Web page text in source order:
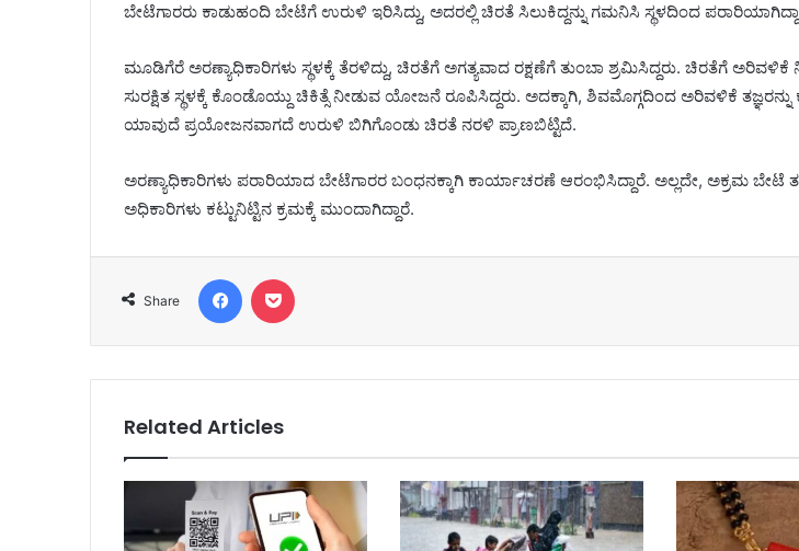
ಬೇಟೆಗಾರರು ಕಾಡುಹಂದಿ ಬೇಟೆಗೆ ಉರುಳಿ ಇರಿಸಿದ್ದು, ಅದರಲ್ಲಿ ಚಿರತೆ ಸಿಲುಕಿದ್ದನ್ನು ಗಮನಿಸಿ ಸ್ಥಳದಿಂದ
ಮೂಡಿಗೆರೆ ಅರಣ್ಯಾಧಿಕಾರಿಗಳು ಸ್ಥಳಕ್ಕೆ ತೆರಳಿದ್ದು, ಚಿರತೆಗೆ ಅಗತ್ಯವಾದ ರಕ್ಷಣೆಗೆ ತುಂಬಾ ಶ್ರಮಿಸಿದ್ದರು. ಚಿರತೆಗೆ ಅರಿವಳಿಕೆ
ಸುರಕ್ಷಿತ ಸ್ಥಳಕ್ಕೆ ಕೊಂಡೊಯ್ದು ಚಿಕಿತ್ಸೆ ನೀಡುವ ಯೋಜನೆ ರೂಪಿಸಿದ್ದರು. ಅದಕ್ಕಾಗಿ, ಶಿವಮೊಗ್ಗದಿಂದ ಅರಿವಳಿಕೆ
ಯಾವುದೆ ಪ್ರಯೋಜನವಾಗದೆ ಉರುಳಿ ಬಿಗಿಗೊಂಡು ಚಿರತೆ ನರಳಿ ಪ್ರಾಣಬಿಟ್ಟಿದೆ.
ಅರಣ್ಯಾಧಿಕಾರಿಗಳು ಪರಾರಿಯಾದ ಬೇಟೆಗಾರರ ಬಂಧನಕ್ಕಾಗಿ ಕಾರ್ಯಾಚರಣೆ ಆರಂಭಿಸಿದ್ದಾರೆ. ಅಲ್ಲದೇ, ಅಕ್ರಮ
ಅಧಿಕಾರಿಗಳು ಕಟ್ಟುನಿಟ್ಟಿನ ಕ್ರಮಕ್ಕೆ ಮುಂದಾಗಿದ್ದಾರೆ.
Share
Facebook
Related Articles